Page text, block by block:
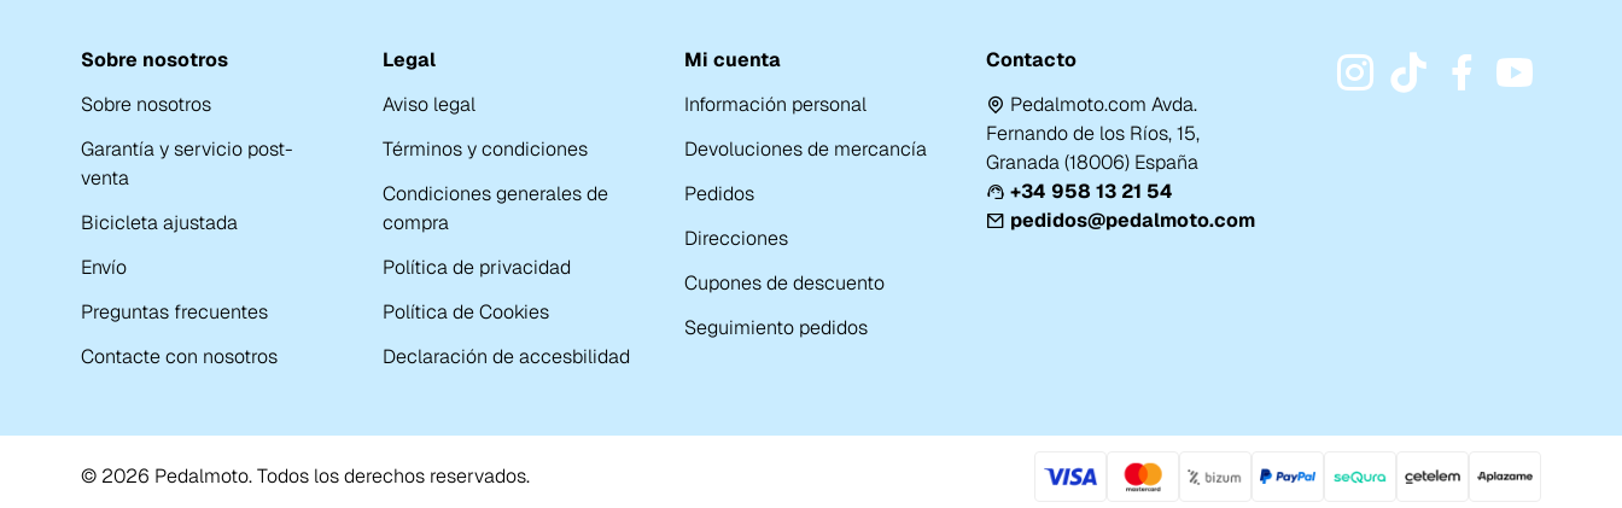
Sobre nosotros
Sobre nosotros
Garantía y servicio post-
venta
Bicicleta ajustada
Envío
Preguntas frecuentes
Contacte con nosotros
Legal
Aviso legal
Términos y condiciones
Condiciones generales de
compra
Política de privacidad
Política de Cookies
Declaración de accesbilidad
Mi cuenta
Información personal
Devoluciones de mercancía
Pedidos
Direcciones
Cupones de descuento
Seguimiento pedidos
Contacto
Pedalmoto.com Avda.
Fernando de los Ríos, 15,
Granada (18006) España
+34 958 13 21 54
pedidos@pedalmoto.com
© 2026 Pedalmoto. Todos los derechos reservados.